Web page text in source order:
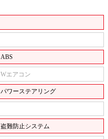
ABS
Wエアコン
パワーステアリング
盗難防止システム